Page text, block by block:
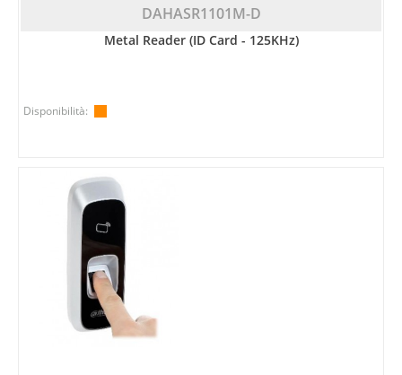
DAHASR1101M-D
Metal Reader (ID Card - 125KHz)
Disponibilità: